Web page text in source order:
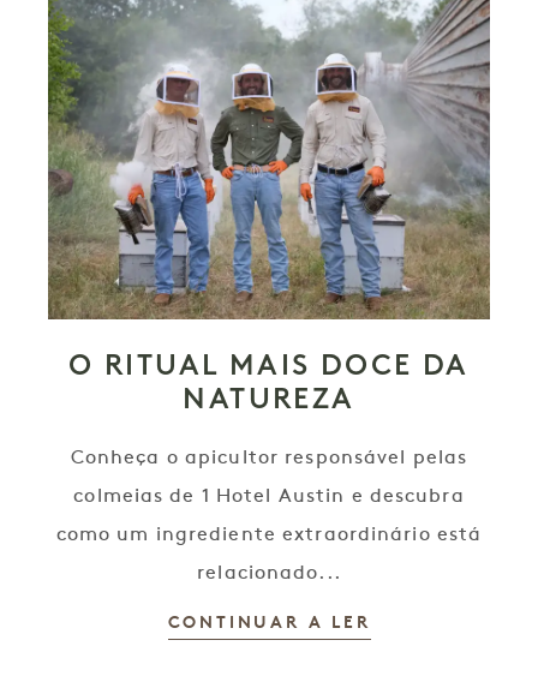
O RITUAL MAIS DOCE DA
NATUREZA
Conheça o apicultor responsável pelas
colmeias de 1 Hotel Austin e descubra
como um ingrediente extraordinário está
relacionado...
CONTINUAR A LER